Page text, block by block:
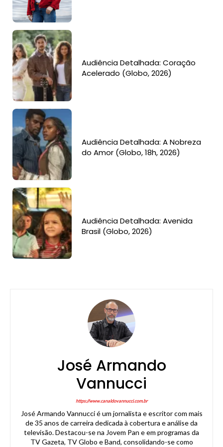
Audiência Detalhada: Coração
Acelerado (Globo, 2026)
Audiência Detalhada: A Nobreza
do Amor (Globo, 18h, 2026)
Audiência Detalhada: Avenida
Brasil (Globo, 2026)
José Armando
Vannucci
https://www.canaldovannucci.com.br
José Armando Vannucci é um jornalista e escritor com mais
de 35 anos de carreira dedicada à cobertura e análise da
televisão. Destacou-se na Jovem Pan e em programas da
TV Gazeta, TV Globo e Band, consolidando-se como